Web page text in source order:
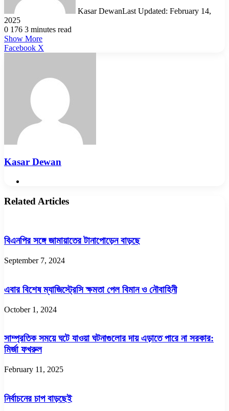
Kasar DewanLast Updated: February 14,
2025
0 176 3 minutes read
Show More
Facebook X
Kasar Dewan
Related Articles
বিএনপির সঙ্গে জামায়াতের টানাপোড়েন বাড়ছে
September 7, 2024
এবার বিশেষ ম্যাজিস্ট্রেসি ক্ষমতা পেল বিমান ও নৌবাহিনী
October 1, 2024
সাম্প্রতিক সময়ে ঘটে যাওয়া ঘটনাগুলোর দায় এড়াতে পারে না সরকার:
মির্জা ফখরুল
February 11, 2025
নির্বাচনের চাপ বাড়ছেই